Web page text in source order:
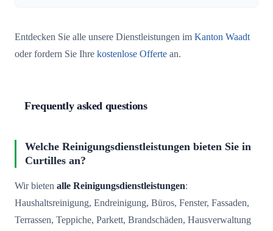
Entdecken Sie alle unsere Dienstleistungen im Kanton Waadt
oder fordern Sie Ihre kostenlose Offerte an.
Frequently asked questions
Welche Reinigungsdienstleistungen bieten Sie in
Curtilles an?
Wir bieten alle Reinigungsdienstleistungen:
Haushaltsreinigung, Endreinigung, Büros, Fenster, Fassaden,
Terrassen, Teppiche, Parkett, Brandschäden, Hausverwaltung